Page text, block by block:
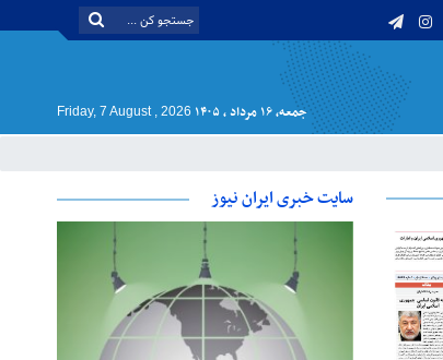
جمعه, ۱۶ مرداد , ۱۴۰۵ Friday, 7 August , 2026
سایت خبری ایران نیوز